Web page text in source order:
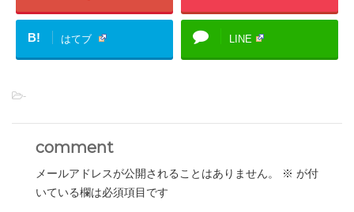
B! はてブ LINE
-
comment
メールアドレスが公開されることはありません。 ※ が付
いている欄は必須項目です